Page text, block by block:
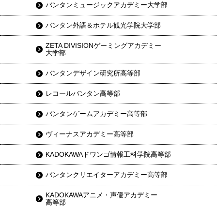
バンタンミュージックアカデミー大学部
バンタン外語＆ホテル観光学院大学部
ZETA DIVISIONゲーミングアカデミー
大学部
バンタンデザイン研究所高等部
レコールバンタン高等部
バンタンゲームアカデミー高等部
ヴィーナスアカデミー高等部
KADOKAWAドワンゴ情報工科学院高等部
バンタンクリエイターアカデミー高等部
KADOKAWAアニメ・声優アカデミー
高等部